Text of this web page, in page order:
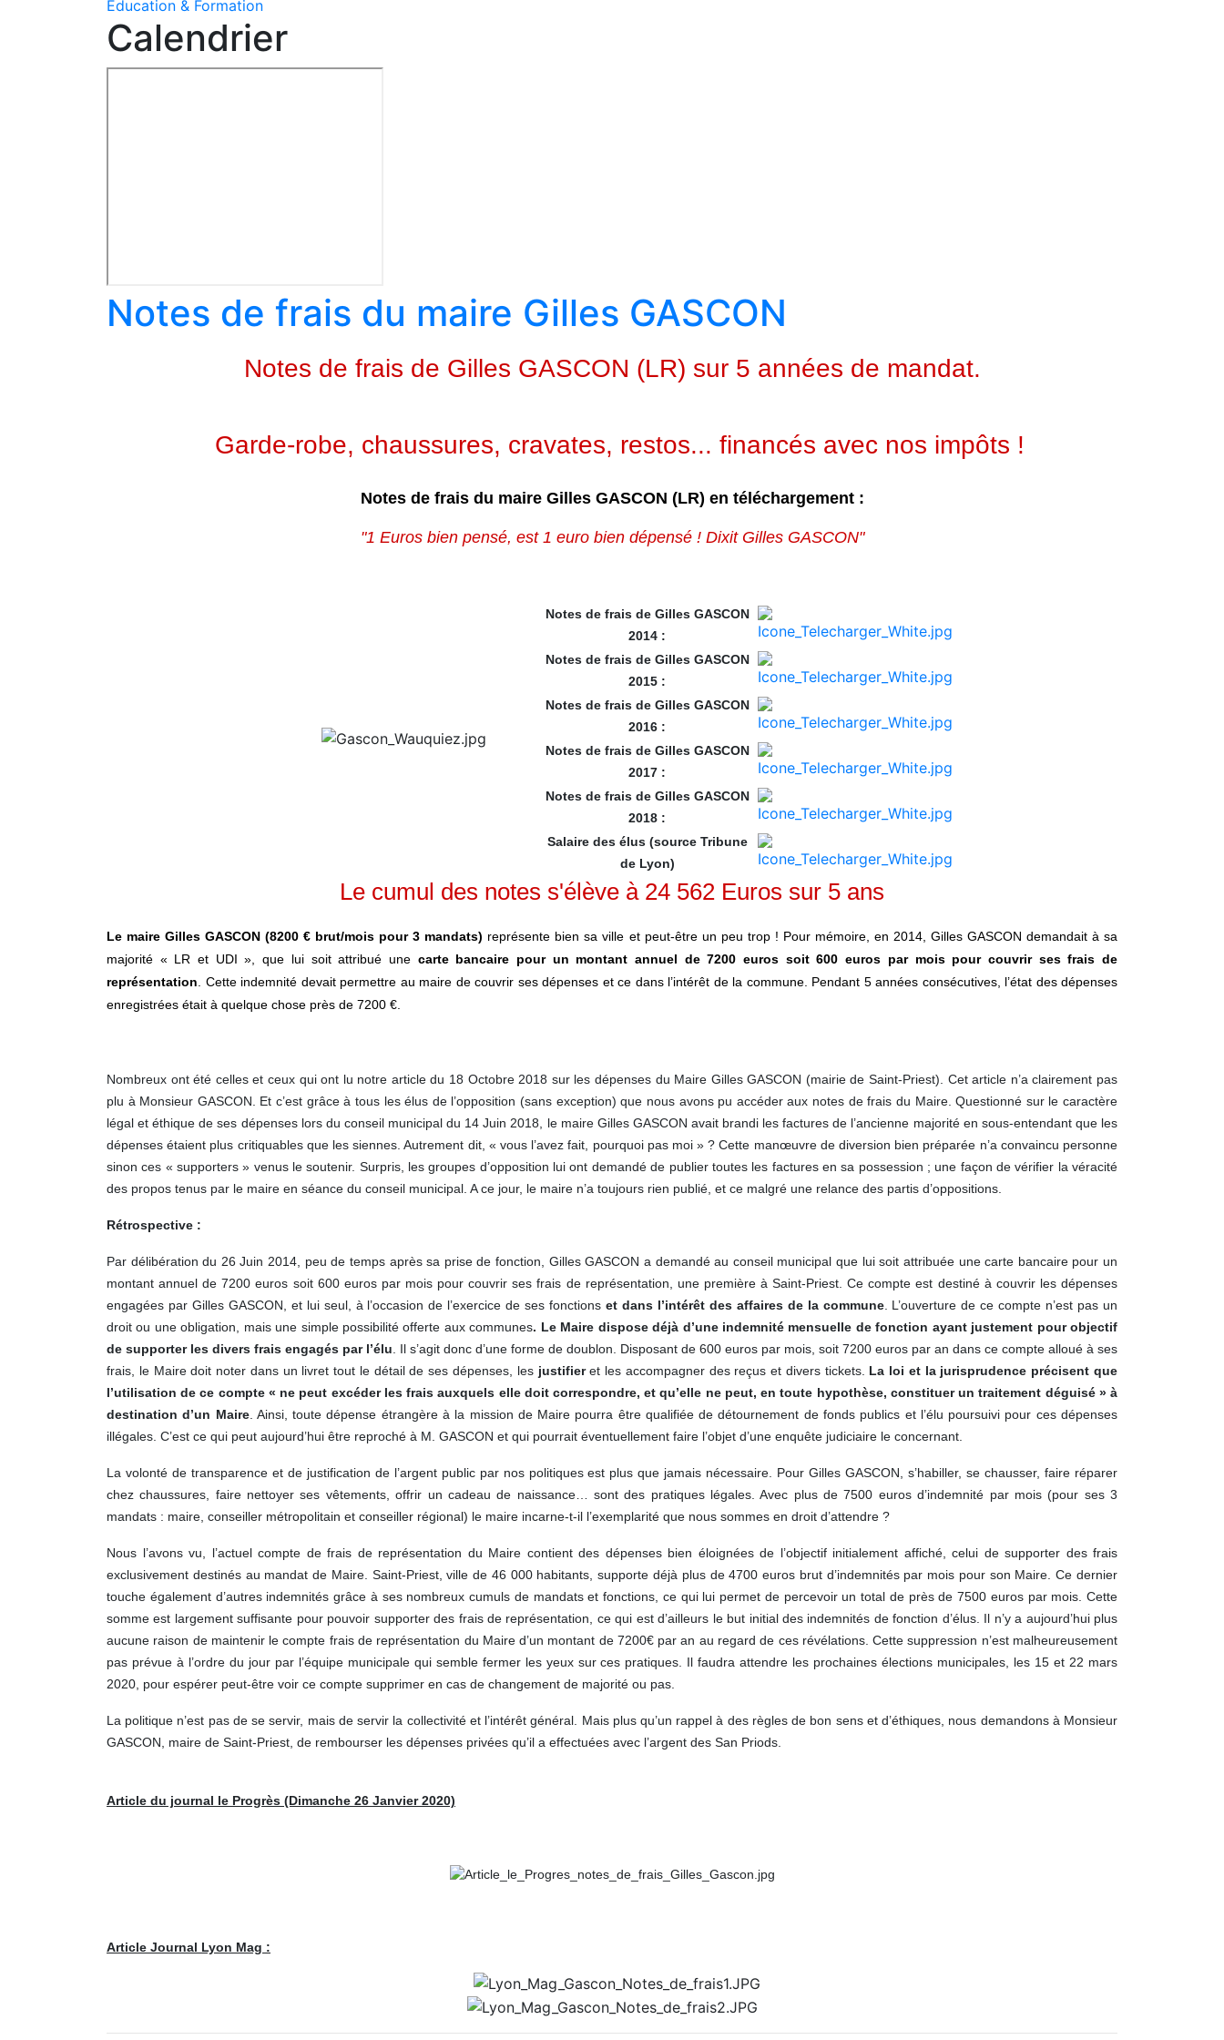
Education & Formation
Calendrier
Notes de frais du maire Gilles GASCON
Notes de frais de Gilles GASCON (LR) sur 5 années de mandat.
Garde-robe, chaussures, cravates, restos... financés avec nos impôts !
Notes de frais du maire Gilles GASCON (LR) en téléchargement :
"1 Euros bien pensé, est 1 euro bien dépensé ! Dixit Gilles GASCON"
Notes de frais de Gilles GASCON
2014 :
Notes de frais de Gilles GASCON
2015 :
Notes de frais de Gilles GASCON
2016 :
Notes de frais de Gilles GASCON
2017 :
Notes de frais de Gilles GASCON
2018 :
Salaire des élus (source Tribune
de Lyon)
Le cumul des notes s'élève à 24 562 Euros sur 5 ans
Le maire Gilles GASCON (8200 € brut/mois pour 3 mandats) représente bien sa ville et peut-être un peu trop ! Pour mémoire, en 2014, Gilles GASCON demandait à sa
majorité « LR et UDI », que lui soit attribué une carte bancaire pour un montant annuel de 7200 euros soit 600 euros par mois pour couvrir ses frais de
représentation . Cette indemnité devait permettre au maire de couvrir ses dépenses et ce dans l’intérêt de la commune. Pendant 5 années consécutives, l’état des dépenses
enregistrées était à quelque chose près de 7200 €.
Nombreux ont été celles et ceux qui ont lu notre article du 18 Octobre 2018 sur les dépenses du Maire Gilles GASCON (mairie de Saint-Priest). Cet article n’a clairement pas
plu à Monsieur GASCON. Et c’est grâce à tous les élus de l’opposition (sans exception) que nous avons pu accéder aux notes de frais du Maire. Questionné sur le caractère
légal et éthique de ses dépenses lors du conseil municipal du 14 Juin 2018, le maire Gilles GASCON avait brandi les factures de l’ancienne majorité en sous-entendant que les
dépenses étaient plus critiquables que les siennes. Autrement dit, « vous l’avez fait, pourquoi pas moi » ? Cette manœuvre de diversion bien préparée n’a convaincu personne
sinon ces « supporters » venus le soutenir. Surpris, les groupes d’opposition lui ont demandé de publier toutes les factures en sa possession ; une façon de vérifier la véracité
des propos tenus par le maire en séance du conseil municipal. A ce jour, le maire n’a toujours rien publié, et ce malgré une relance des partis d’oppositions.
Rétrospective :
Par délibération du 26 Juin 2014, peu de temps après sa prise de fonction, Gilles GASCON a demandé au conseil municipal que lui soit attribuée une carte bancaire pour un
montant annuel de 7200 euros soit 600 euros par mois pour couvrir ses frais de représentation, une première à Saint-Priest. Ce compte est destiné à couvrir les dépenses
engagées par Gilles GASCON, et lui seul, à l’occasion de l’exercice de ses fonctions et dans l’intérêt des affaires de la commune. L’ouverture de ce compte n’est pas un
droit ou une obligation, mais une simple possibilité offerte aux communes. Le Maire dispose déjà d’une indemnité mensuelle de fonction ayant justement pour objectif
de supporter les divers frais engagés par l’élu . Il s’agit donc d’une forme de doublon. Disposant de 600 euros par mois, soit 7200 euros par an dans ce compte alloué à ses
frais, le Maire doit noter dans un livret tout le détail de ses dépenses, les justifieret les accompagner des reçus et divers tickets. La loi et la jurisprudence précisent que
l’utilisation de ce compte « ne peut excéder les frais auxquels elle doit correspondre, et qu’elle ne peut, en toute hypothèse, constituer un traitement déguisé » à
destination d’un Maire. Ainsi, toute dépense étrangère à la mission de Maire pourra être qualifiée de détournement de fonds publics et l’élu poursuivi pour ces dépenses
illégales. C’est ce qui peut aujourd’hui être reproché à M. GASCON et qui pourrait éventuellement faire l’objet d’une enquête judiciaire le concernant.
La volonté de transparence et de justification de l’argent public par nos politiques est plus que jamais nécessaire. Pour Gilles GASCON, s’habiller, se chausser, faire réparer
chez chaussures, faire nettoyer ses vêtements, offrir un cadeau de naissance… sont des pratiques légales. Avec plus de 7500 euros d’indemnité par mois (pour ses 3
mandats : maire, conseiller métropolitain et conseiller régional) le maire incarne-t-il l’exemplarité que nous sommes en droit d’attendre ?
Nous l’avons vu, l’actuel compte de frais de représentation du Maire contient des dépenses bien éloignées de l’objectif initialement affiché, celui de supporter des frais
exclusivement destinés au mandat de Maire. Saint-Priest, ville de 46 000 habitants, supporte déjà plus de 4700 euros brut d’indemnités par mois pour son Maire. Ce dernier
touche également d’autres indemnités grâce à ses nombreux cumuls de mandats et fonctions, ce qui lui permet de percevoir un total de près de 7500 euros par mois. Cette
somme est largement suffisante pour pouvoir supporter des frais de représentation, ce qui est d’ailleurs le but initial des indemnités de fonction d’élus. Il n’y a aujourd’hui plus
aucune raison de maintenir le compte frais de représentation du Maire d’un montant de 7200€ par an au regard de ces révélations. Cette suppression n’est malheureusement
pas prévue à l’ordre du jour par l’équipe municipale qui semble fermer les yeux sur ces pratiques. Il faudra attendre les prochaines élections municipales, les 15 et 22 mars
2020, pour espérer peut-être voir ce compte supprimer en cas de changement de majorité ou pas.
La politique n’est pas de se servir, mais de servir la collectivité et l’intérêt général. Mais plus qu’un rappel à des règles de bon sens et d’éthiques, nous demandons à Monsieur
GASCON, maire de Saint-Priest, de rembourser les dépenses privées qu’il a effectuées avec l’argent des San Priods.
Article du journal le Progrès (Dimanche 26 Janvier 2020)
Article Journal Lyon Mag :